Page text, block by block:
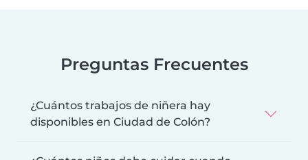
Preguntas Frecuentes
¿Cuántos trabajos de niñera hay
disponibles en Ciudad de Colón?